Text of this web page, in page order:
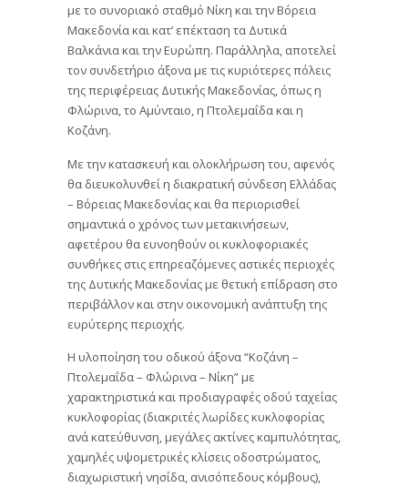
με το συνοριακό σταθμό Νίκη και την Βόρεια
Μακεδονία και κατ’ επέκταση τα Δυτικά
Βαλκάνια και την Ευρώπη. Παράλληλα, αποτελεί
τον συνδετήριο άξονα με τις κυριότερες πόλεις
της περιφέρειας Δυτικής Μακεδονίας, όπως η
Φλώρινα, το Αμύνταιο, η Πτολεμαΐδα και η
Κοζάνη.
Με την κατασκευή και ολοκλήρωση του, αφενός
θα διευκολυνθεί η διακρατική σύνδεση Ελλάδας
– Βόρειας Μακεδονίας και θα περιορισθεί
σημαντικά ο χρόνος των μετακινήσεων,
αφετέρου θα ευνοηθούν οι κυκλοφοριακές
συνθήκες στις επηρεαζόμενες αστικές περιοχές
της Δυτικής Μακεδονίας με θετική επίδραση στο
περιβάλλον και στην οικονομική ανάπτυξη της
ευρύτερης περιοχής.
Η υλοποίηση του οδικού άξονα “Κοζάνη –
Πτολεμαΐδα – Φλώρινα – Νίκη” με
χαρακτηριστικά και προδιαγραφές οδού ταχείας
κυκλοφορίας (διακριτές λωρίδες κυκλοφορίας
ανά κατεύθυνση, μεγάλες ακτίνες καμπυλότητας,
χαμηλές υψομετρικές κλίσεις οδοστρώματος,
διαχωριστική νησίδα, ανισόπεδους κόμβους),